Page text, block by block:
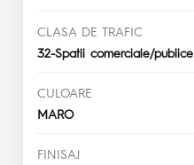
CLASA DE TRAFIC
32-Spatii comerciale/
CULOARE
MARO
FINISAJ